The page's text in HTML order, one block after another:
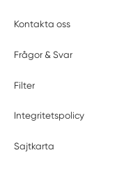
Kontakta oss
Frågor & Svar
Filter
Integritetspolicy
Sajtkarta